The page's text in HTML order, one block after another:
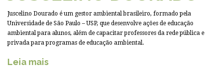
Juscelino Dourado é um gestor ambiental brasileiro, formado pela
Universidade de São Paulo – USP, que desenvolve ações de educação
ambiental para alunos, além de capacitar professores da rede pública e
privada para programas de educação ambiental.
Leia mais